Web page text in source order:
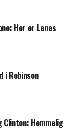
Her er Lenes
i Robinson
Hemmelig